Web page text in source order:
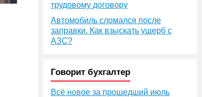
трудовому договору
Автомобиль сломался после
заправки. Как взыскать ущерб с
АЗС?
Говорит бухгалтер
Всё новое за прошедший июль